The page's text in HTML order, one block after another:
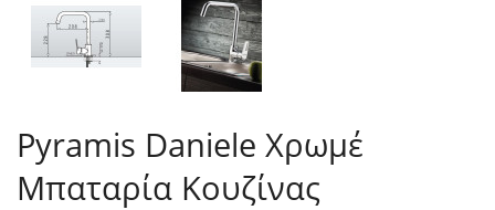
Pyramis Daniele Χρωμέ
Μπαταρία Κουζίνας